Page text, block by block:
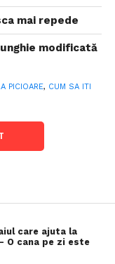
mai repede
modificată
PICIOARE, CUM SA ITI
care ajuta la
O cana pe zi este